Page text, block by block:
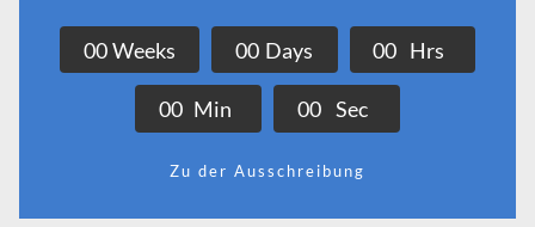
00 Weeks 00 Days 00 Hrs
00 Min 00 Sec
Zu der Ausschreibung